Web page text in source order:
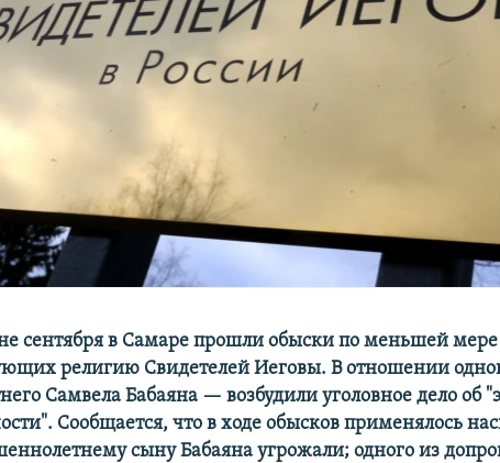
сентября в Самаре прошли обыски по меньшей мере
религию Свидетелей Иеговы. В отношении
Самвела Бабаяна — возбудили уголовное дело об
Сообщается, что в ходе обысков применялось
сыну Бабаяна угрожали; одного из